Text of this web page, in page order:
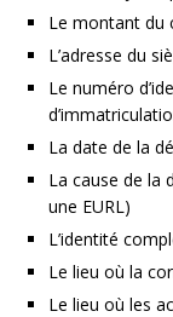
Le montant du
L’adresse du
Le numéro
La date de la
La cause de la
une EURL)
L’identité
Le lieu où la
Le lieu où les